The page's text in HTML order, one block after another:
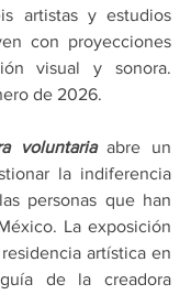
artistas y estudios
con proyecciones
visual y sonora.
de 2026.
voluntaria abre un
la indiferencia
personas que han
La exposición
artística en
de la creadora